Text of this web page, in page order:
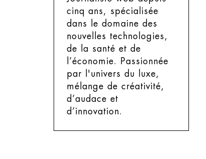
cinq ans, spécialisée
dans le domaine des
nouvelles technologies,
de la santé et de
l’économie. Passionnée
par l'univers du luxe,
mélange de créativité,
d’audace et
d’innovation.